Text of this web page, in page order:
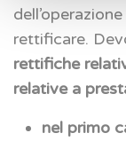
rettificare.
rettifiche
relative a
nel primo